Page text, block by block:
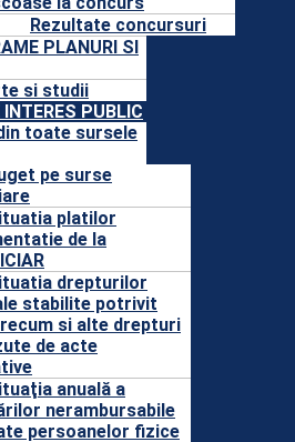
Rezultate concursuri
PLANURI SI
si studii
INTERES PUBLIC
toate sursele
pe surse
platilor
de la
drepturilor
stabilite potrivit
si alte drepturi
de acte
anuală a
nerambursabile
persoanelor fizice